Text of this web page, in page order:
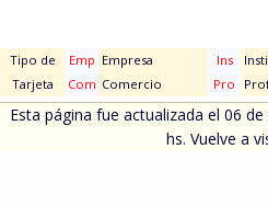
Tipo de
Tarjeta
Emp Empresa Ins
Com Comercio Pro
Esta página fue actualizada el 06
hs. Vuelve a